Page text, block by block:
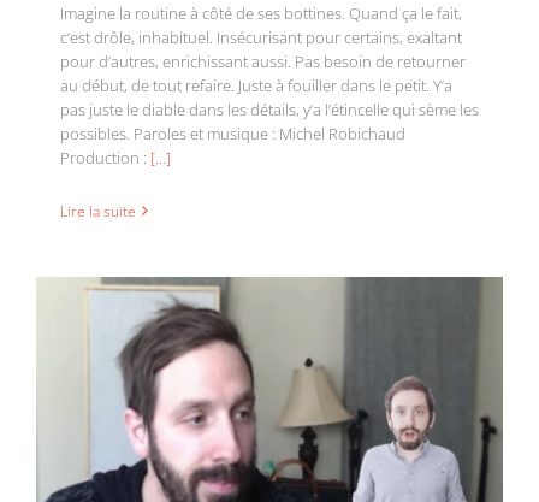
Imagine la routine à côté de ses bottines. Quand ça le fait,
c’est drôle, inhabituel. Insécurisant pour certains, exaltant
pour d’autres, enrichissant aussi. Pas besoin de retourner
au début, de tout refaire. Juste à fouiller dans le petit. Y’a
pas juste le diable dans les détails, y’a l’étincelle qui sème les
possibles. Paroles et musique : Michel Robichaud
Production : [...]
Lire la suite
Connais-tu Michel Robichaud ? 11 épisodes
maintenant disponibles !